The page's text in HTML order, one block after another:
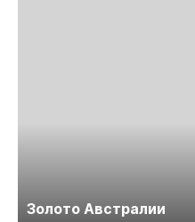
Золото Австралии